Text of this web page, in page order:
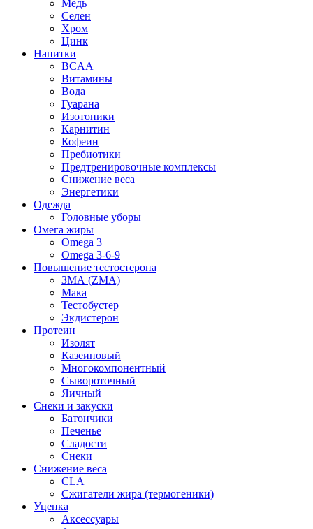
Медь
Селен
Хром
Цинк
Напитки
BCAA
Витамины
Вода
Гуарана
Изотоники
Карнитин
Кофеин
Пребиотики
Предтренировочные комплексы
Снижение веса
Энергетики
Одежда
Головные уборы
Омега жиры
Omega 3
Omega 3-6-9
Повышение тестостерона
ЗМА (ZMA)
Мака
Тестобустер
Экдистерон
Протеин
Изолят
Казеиновый
Многокомпонентный
Сывороточный
Яичный
Снеки и закуски
Батончики
Печенье
Сладости
Снеки
Снижение веса
CLA
Сжигатели жира (термогеники)
Уценка
Аксессуары